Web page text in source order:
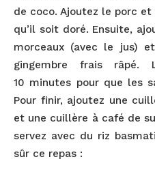
de coco. Ajoutez le porc
qu’il soit doré. Ensuite,
morceaux (avec le jus)
gingembre frais râpé.
10 minutes pour que les
Pour finir, ajoutez une
et une cuillère à café de
servez avec du riz
sûr ce repas :